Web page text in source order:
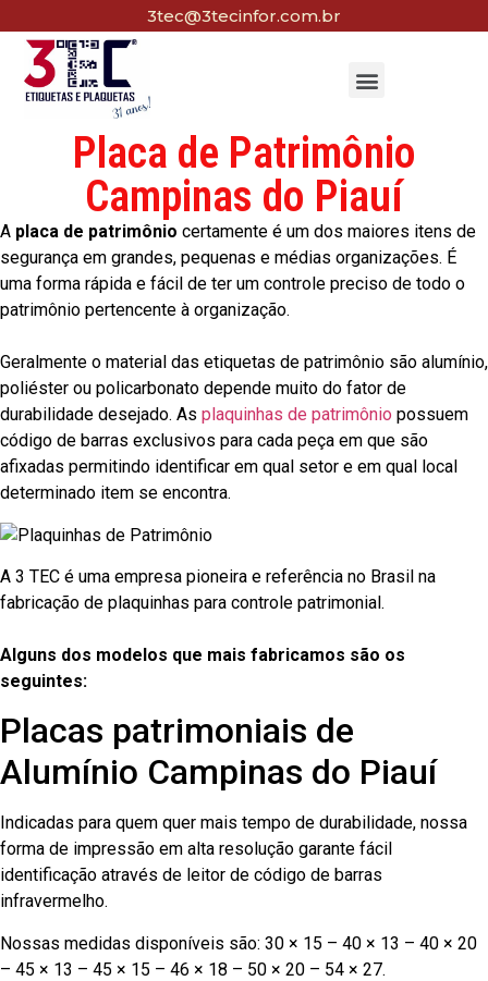
3tec@3tecinfor.com.br
Placa de Patrimônio
Campinas do Piauí
A placa de patrimônio certamente é um dos maiores itens de
segurança em grandes, pequenas e médias organizações. É
uma forma rápida e fácil de ter um controle preciso de todo o
patrimônio pertencente à organização.
Geralmente o material das etiquetas de patrimônio são alumínio,
poliéster ou policarbonato depende muito do fator de
durabilidade desejado. As plaquinhas de patrimônio possuem
código de barras exclusivos para cada peça em que são
afixadas permitindo identificar em qual setor e em qual local
determinado item se encontra.
A 3 TEC é uma empresa pioneira e referência no Brasil na
fabricação de plaquinhas para controle patrimonial.
Alguns dos modelos que mais fabricamos são os
seguintes:
Placas patrimoniais de
Alumínio Campinas do Piauí
Indicadas para quem quer mais tempo de durabilidade, nossa
forma de impressão em alta resolução garante fácil
identificação através de leitor de código de barras
infravermelho.
Nossas medidas disponíveis são: 30 × 15 – 40 × 13 – 40 × 20
– 45 × 13 – 45 × 15 – 46 × 18 – 50 × 20 – 54 × 27.